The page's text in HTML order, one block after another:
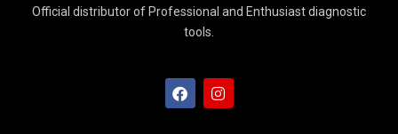
Official distributor of Professional and Enthusiast diagnostic
tools.